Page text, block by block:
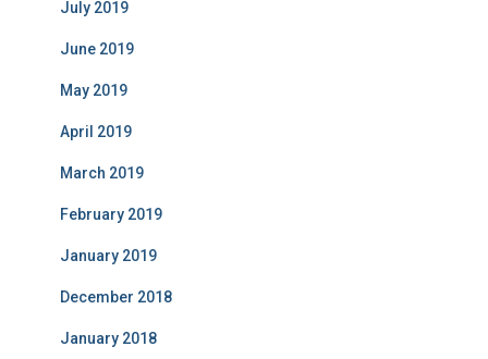
July 2019
June 2019
May 2019
April 2019
March 2019
February 2019
January 2019
December 2018
January 2018